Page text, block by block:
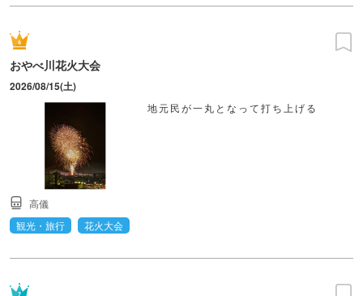
おやべ川花火大会
2026/08/15(土)
地元民が一丸となって打ち上げる
高儀
観光・旅行
花火大会